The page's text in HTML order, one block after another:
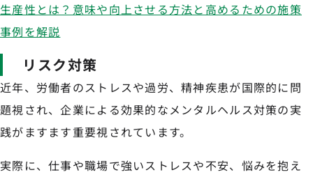
生産性とは？意味や向上させる方法と高めるための施策
事例を解説
リスク対策
近年、労働者のストレスや過労、精神疾患が国際的に問
題視され、企業による効果的なメンタルヘルス対策の実
践がますます重要視されています。
実際に、仕事や職場で強いストレスや不安、悩みを抱え